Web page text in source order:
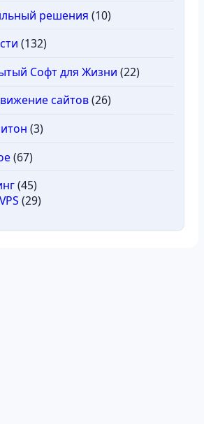
решения (10)
(132)
Софт для Жизни (22)
сайтов(26)
(3)
(67)
(45)
VPS (29)